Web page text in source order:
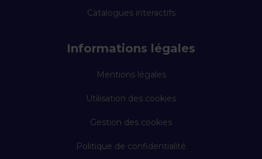
Catalogues interactifs
Informations légales
Mentions légales
Utilisation des cookies
Gestion des cookies
Politique de confidentialité